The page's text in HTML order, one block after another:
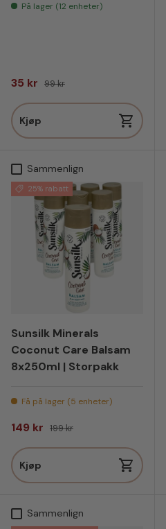
På lager (12 enheter)
Salgspris
35 kr Vanlig pris
99 kr
Kjøp
Sammenlign
25% rabatt
Sunsilk Minerals
Coconut Care Balsam
8x250ml | Storpakk
Få på lager (5 enheter)
Salgspris
149 kr Vanlig pris
199 kr
Kjøp
Sammenlign